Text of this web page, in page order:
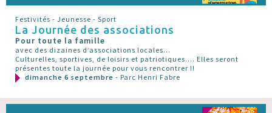
Festivités - Jeunesse - Sport
La Journée des associations
Pour toute la famille
avec des dizaines d’associations locales...
Culturelles, sportives, de loisirs et patriotiques.... Elles seront
présentes toute la journée pour vous rencontrer !!
dimanche 6 septembre - Parc Henri Fabre